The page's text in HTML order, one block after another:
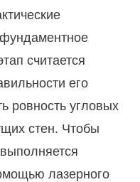
считается
его
ровность угловых
стен. Чтобы
лазерного